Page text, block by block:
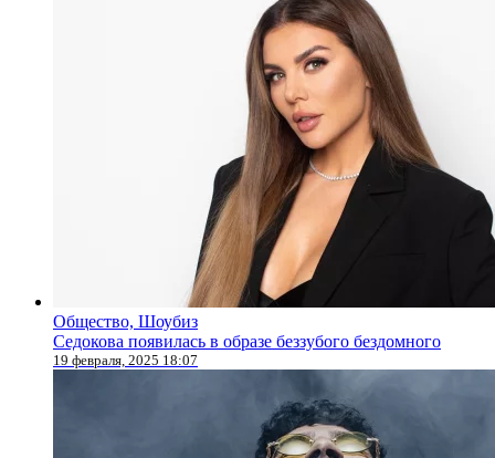
Общество, Шоубиз
Седокова появилась в образе беззубого бездомного
19 февраля, 2025 18:07